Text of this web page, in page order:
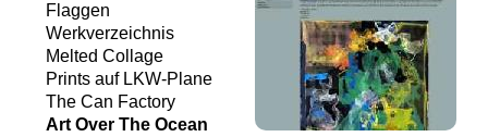
Flaggen
Werkverzeichnis
Melted Collage
Prints auf LKW-Plane
The Can Factory
Art Over The Ocean